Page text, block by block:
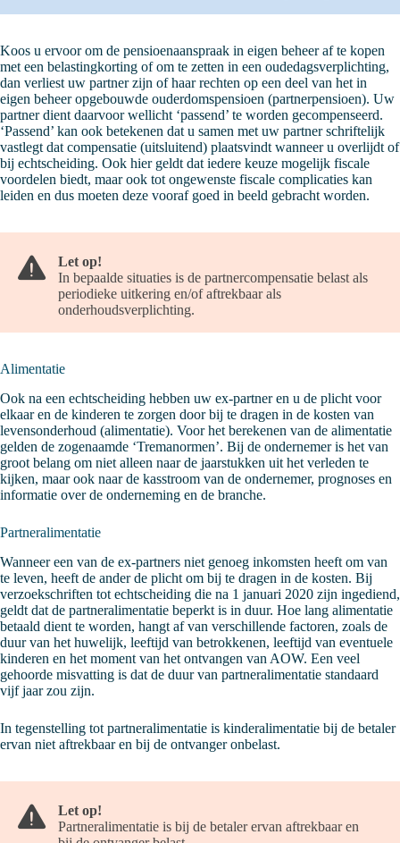
Koos u ervoor om de pensioenaanspraak in eigen beheer af te kopen
met een belastingkorting of om te zetten in een oudedagsverplichting,
dan verliest uw partner zijn of haar rechten op een deel van het in
eigen beheer opgebouwde ouderdomspensioen (partnerpensioen). Uw
partner dient daarvoor wellicht ‘passend’ te worden gecompenseerd.
‘Passend’ kan ook betekenen dat u samen met uw partner schriftelijk
vastlegt dat compensatie (uitsluitend) plaatsvindt wanneer u overlijdt of
bij echtscheiding. Ook hier geldt dat iedere keuze mogelijk fiscale
voordelen biedt, maar ook tot ongewenste fiscale complicaties kan
leiden en dus moeten deze vooraf goed in beeld gebracht worden.
Let op!
In bepaalde situaties is de partnercompensatie belast als
periodieke uitkering en/of aftrekbaar als
onderhoudsverplichting.
Alimentatie
Ook na een echtscheiding hebben uw ex-partner en u de plicht voor
elkaar en de kinderen te zorgen door bij te dragen in de kosten van
levensonderhoud (alimentatie). Voor het berekenen van de alimentatie
gelden de zogenaamde ‘Tremanormen’. Bij de ondernemer is het van
groot belang om niet alleen naar de jaarstukken uit het verleden te
kijken, maar ook naar de kasstroom van de ondernemer, prognoses en
informatie over de onderneming en de branche.
Partneralimentatie
Wanneer een van de ex-partners niet genoeg inkomsten heeft om van
te leven, heeft de ander de plicht om bij te dragen in de kosten. Bij
verzoekschriften tot echtscheiding die na 1 januari 2020 zijn ingediend,
geldt dat de partneralimentatie beperkt is in duur. Hoe lang alimentatie
betaald dient te worden, hangt af van verschillende factoren, zoals de
duur van het huwelijk, leeftijd van betrokkenen, leeftijd van eventuele
kinderen en het moment van het ontvangen van AOW. Een veel
gehoorde misvatting is dat de duur van partneralimentatie standaard
vijf jaar zou zijn.
In tegenstelling tot partneralimentatie is kinderalimentatie bij de betaler
ervan niet aftrekbaar en bij de ontvanger onbelast.
Let op!
Partneralimentatie is bij de betaler ervan aftrekbaar en